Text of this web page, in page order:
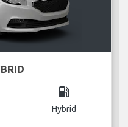
local_gas_station
Hybrid